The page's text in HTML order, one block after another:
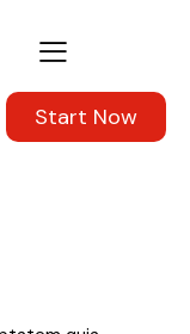
Start Now